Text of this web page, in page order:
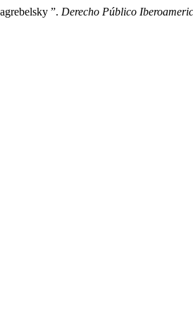
”. Derecho Público